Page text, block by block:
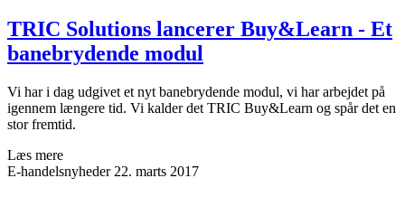
TRIC Solutions lancerer Buy&Learn - Et
banebrydende modul
Vi har i dag udgivet et nyt banebrydende modul, vi har arbejdet på
igennem længere tid. Vi kalder det TRIC Buy&Learn og spår det en
stor fremtid.
Læs mere
E-handelsnyheder 22. marts 2017